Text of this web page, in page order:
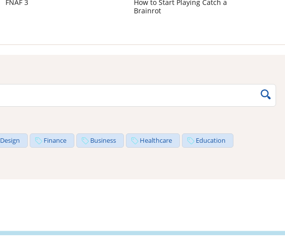
FNAF 3
How to Start Playing Catch a
Brainrot
Design Finance Business Healthcare
Education